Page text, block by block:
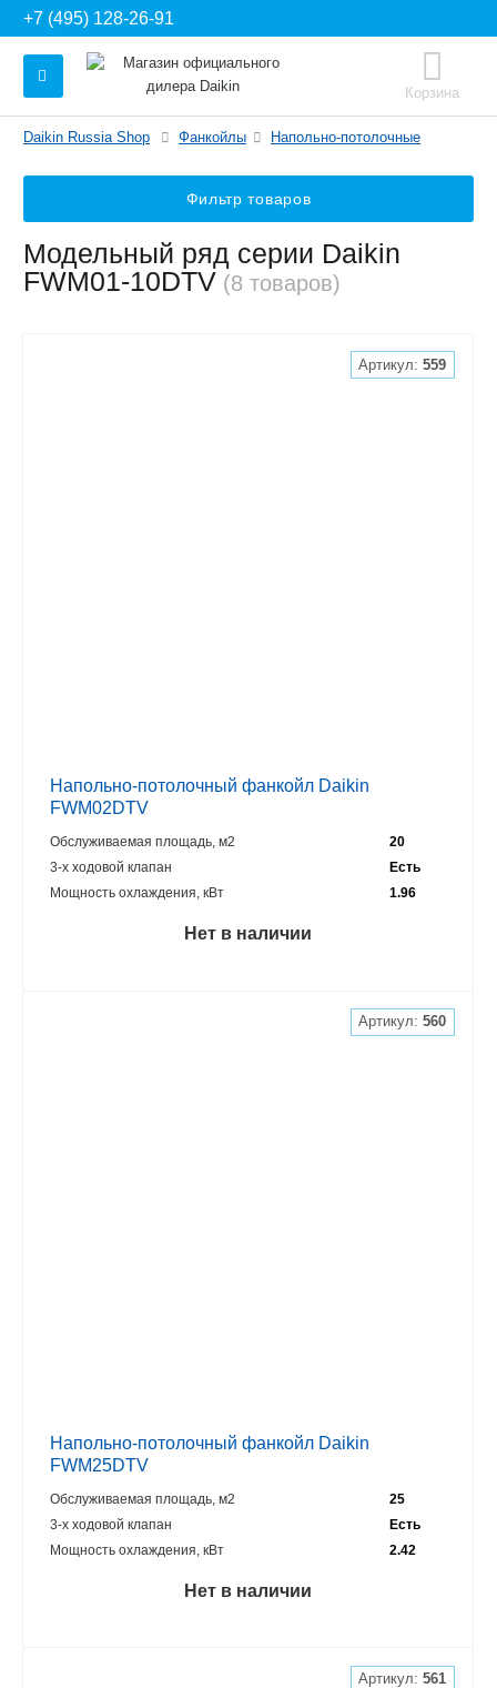
+7 (495) 128-26-91
Корзина
Daikin Russia Shop Фанкойлы Напольно-потолочные
Фильтр товаров
Модельный ряд серии Daikin
FWM01-10DTV (8 товаров)
Артикул:559
Напольно-потолочный фанкойл Daikin
FWM02DTV
Обслуживаемая площадь, м2
20
3-х ходовой клапан
Есть
Мощность охлаждения, кВт
1.96
Нет в наличии
Артикул:560
Напольно-потолочный фанкойл Daikin
FWM25DTV
Обслуживаемая площадь, м2
25
3-х ходовой клапан
Есть
Мощность охлаждения, кВт
2.42
Нет в наличии
Артикул:561